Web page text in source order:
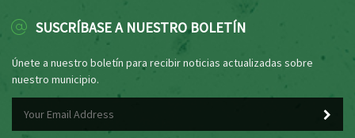
SUSCRÍBASE A NUESTRO BOLETÍN
Únete a nuestro boletín para recibir noticias actualizadas sobre
nuestro municipio.